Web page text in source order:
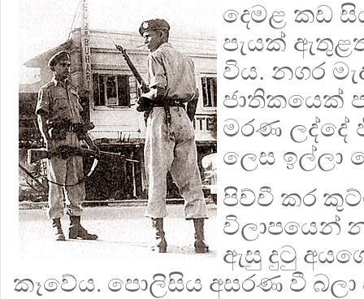
දෙමළ කඩ
පැයක්
විය. නගර
ජාතිකයෙක්
මරණ ලද්දේ
ලෙස ඉල්ලා
පිච්චී කර
විලාපයෙන්
ඇසු දුටු
කෑවේය. පොලිසිය අසරණ වී